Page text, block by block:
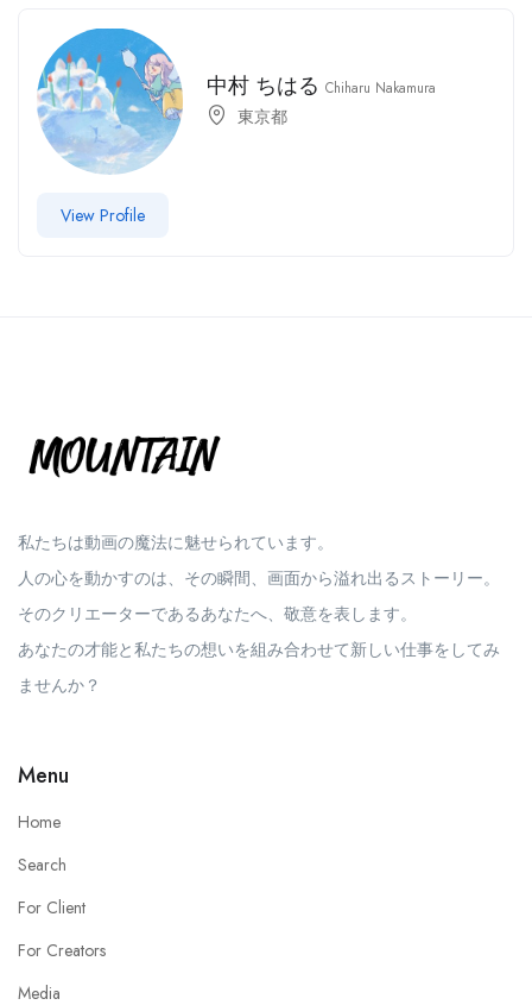
中村 ちはるChiharu Nakamura
東京都
View Profile
私たちは動画の魔法に魅せられています。
人の心を動かすのは、その瞬間、画面から溢れ出るストーリー。
そのクリエーターであるあなたへ、敬意を表します。
あなたの才能と私たちの想いを組み合わせて新しい仕事をしてみ
ませんか？
Menu
Home
Search
For Client
For Creators
Media